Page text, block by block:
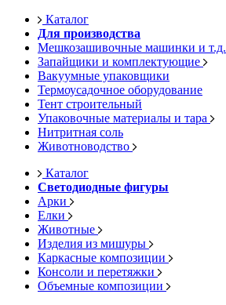
Каталог
Для производства
Мешкозашивочные машинки и т.д.
Запайщики и комплектующие
Вакуумные упаковщики
Термоусадочное оборудование
Тент строительный
Упаковочные материалы и тара
Нитритная соль
Животноводство
Каталог
Светодиодные фигуры
Арки
Елки
Животные
Изделия из мишуры
Каркасные композиции
Консоли и перетяжки
Объемные композиции